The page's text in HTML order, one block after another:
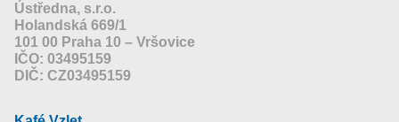
Ústředna, s.r.o.
Holandská 669/1
101 00 Praha 10 – Vršovice
IČO: 03495159
DIČ: CZ03495159